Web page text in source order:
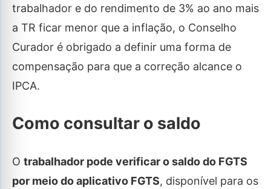
trabalhador e do rendimento de 3% ao ano mais
a TR ficar menor que a inflação, o Conselho
Curador é obrigado a definir uma forma de
compensação para que a correção alcance o
IPCA.
Como consultar o saldo
O trabalhador pode verificar o saldo do FGTS
por meio do aplicativo FGTS, disponível para os